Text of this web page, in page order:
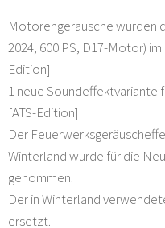
Motorengeräusche wurden
2024, 600 PS, D17-Motor)
Edition]
1 neue Soundeffektvariante
[ATS-Edition]
Der
Winterland wurde für die
genommen.
Der in Winterland
ersetzt.